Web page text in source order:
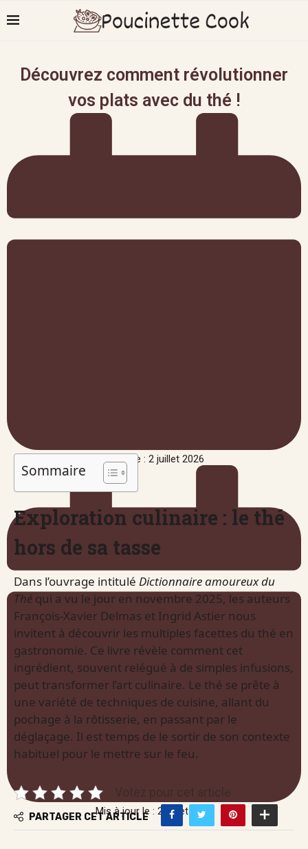
Découvrez comment révolutionner
vos plats avec du thé !
Publié le : 2 juillet 2026
Mis à jour le : 2 juillet 2026
Sommaire
Exploration culinaire : le thé
hors de sa tasse
Dans l’ouvrage intitulé Dictionnaire amoureux du
Thé qui a vu le jour en novembre 2025, les auteurs
François-Xavier Delmas et Ingrid Astier nous
invitent à découvrir les multiples facettes du thé en
gastronomie. Ce livre révèle comment cet
ingrédient, souvent relégué à de simples infusions,
peut transformer l’art culinaire. Le thé se prête à
une variété de techniques de cuisine, allant du
pochage à la rôtisserie, en passant par le
déglaçage. Il est temps de le sortir de son contexte
habituel pour le mettre sur le feu.
Votez pour cet article
PARTAGER CET ARTICLE